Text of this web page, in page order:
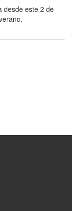
desde este 2 de